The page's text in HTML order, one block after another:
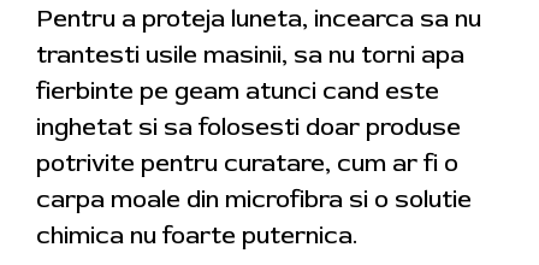
Pentru a proteja luneta, incearca sa nu
trantesti usile masinii, sa nu torni apa
fierbinte pe geam atunci cand este
inghetat si sa folosesti doar produse
potrivite pentru curatare, cum ar fi o
carpa moale din microfibra si o solutie
chimica nu foarte puternica.